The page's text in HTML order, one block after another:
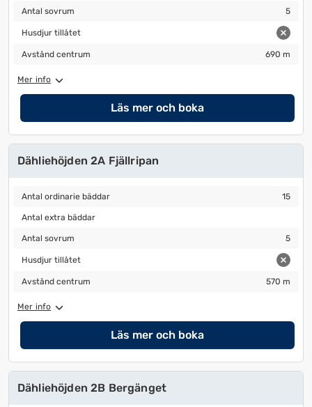
Antal sovrum
Antal sovrum 5
Husdjur tillåtet
Husdjur tillåtet
Avstånd centrum
Avstånd centrum 690 m
Mer info
Läs mer och boka
Dähliehöjden 2A Fjällripan
Antal ordinarie bäddar
Antal ordinarie bäddar 15
Antal extra bäddar
Antal extra bäddar
Antal sovrum
Antal sovrum 5
Husdjur tillåtet
Husdjur tillåtet
Avstånd centrum
Avstånd centrum 570 m
Mer info
Läs mer och boka
Dähliehöjden 2B Bergänget